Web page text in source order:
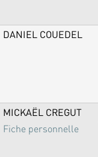
DANIEL COUEDEL
MICKAËL CREGUT
Fiche personnelle